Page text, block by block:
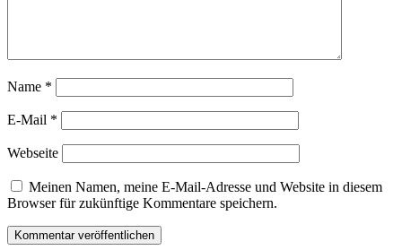
Name *
E-Mail *
Webseite
Meinen Namen, meine E-Mail-Adresse und Website in diesem
Browser für zukünftige Kommentare speichern.